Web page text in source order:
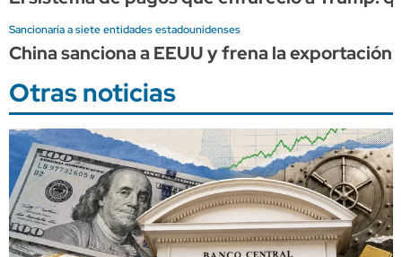
Sancionaría a siete entidades estadounidenses
China sanciona a EEUU y frena la
Otras noticias